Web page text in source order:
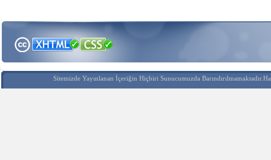
Sitemizde Yayınlanan İçeriğin Hiçbiri Sunucumuzda